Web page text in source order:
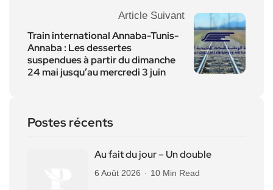
Article Suivant
Train international Annaba-Tunis-
Annaba : Les dessertes
suspendues à partir du dimanche
24 mai jusqu’au mercredi 3 juin
Postes récents
Au fait du jour – Un double
6 Août 2026 10 Min Read